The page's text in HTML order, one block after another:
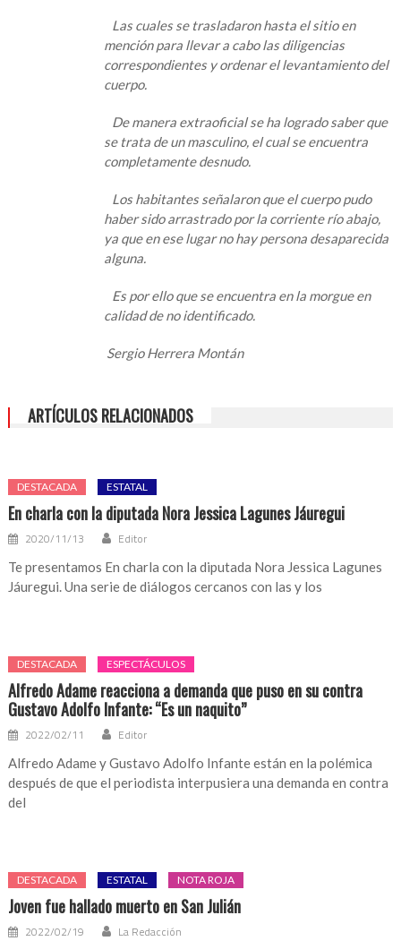
Las cuales se trasladaron hasta el sitio en
mención para llevar a cabo las diligencias
correspondientes y ordenar el levantamiento del
cuerpo.
De manera extraoficial se ha logrado saber que
se trata de un masculino, el cual se encuentra
completamente desnudo.
Los habitantes señalaron que el cuerpo pudo
haber sido arrastrado por la corriente río abajo,
ya que en ese lugar no hay persona desaparecida
alguna.
Es por ello que se encuentra en la morgue en
calidad de no identificado.
Sergio Herrera Montán
ARTÍCULOS RELACIONADOS
DESTACADA ESTATAL
En charla con la diputada Nora Jessica Lagunes Jáuregui
2020/11/13 Editor
Te presentamos En charla con la diputada Nora Jessica Lagunes
Jáuregui. Una serie de diálogos cercanos con las y los
DESTACADA ESPECTÁCULOS
Alfredo Adame reacciona a demanda que puso en su contra
Gustavo Adolfo Infante: “Es un naquito”
2022/02/11 Editor
Alfredo Adame y Gustavo Adolfo Infante están en la polémica
después de que el periodista interpusiera una demanda en contra
del
DESTACADA ESTATAL NOTA ROJA
Joven fue hallado muerto en San Julián
2022/02/19 La Redacción